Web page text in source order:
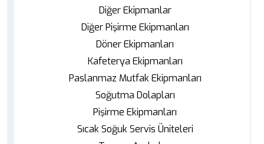
Diğer Ekipmanlar
Diğer Pişirme Ekipmanları
Döner Ekipmanları
Kafeterya Ekipmanları
Paslanmaz Mutfak Ekipmanları
Soğutma Dolapları
Pişirme Ekipmanları
Sıcak Soğuk Servis Üniteleri